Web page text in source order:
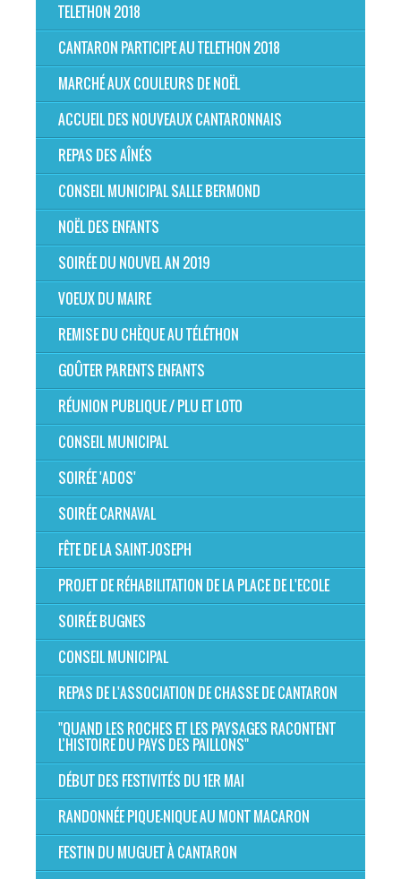
TELETHON 2018
CANTARON PARTICIPE AU TELETHON 2018
MARCHÉ AUX COULEURS DE NOËL
ACCUEIL DES NOUVEAUX CANTARONNAIS
REPAS DES AÎNÉS
CONSEIL MUNICIPAL SALLE BERMOND
NOËL DES ENFANTS
SOIRÉE DU NOUVEL AN 2019
VOEUX DU MAIRE
REMISE DU CHÈQUE AU TÉLÉTHON
GOÛTER PARENTS ENFANTS
RÉUNION PUBLIQUE / PLU ET LOTO
CONSEIL MUNICIPAL
SOIRÉE 'ADOS'
SOIRÉE CARNAVAL
FÊTE DE LA SAINT-JOSEPH
PROJET DE RÉHABILITATION DE LA PLACE DE L'ECOLE
SOIRÉE BUGNES
CONSEIL MUNICIPAL
REPAS DE L'ASSOCIATION DE CHASSE DE CANTARON
"QUAND LES ROCHES ET LES PAYSAGES RACONTENT
L’HISTOIRE DU PAYS DES PAILLONS"
DÉBUT DES FESTIVITÉS DU 1ER MAI
RANDONNÉE PIQUE-NIQUE AU MONT MACARON
FESTIN DU MUGUET À CANTARON